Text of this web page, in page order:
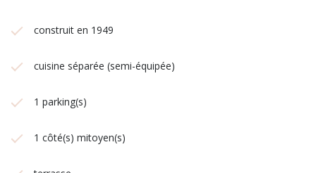
construit en 1949
cuisine séparée (semi-équipée)
1 parking(s)
1 côté(s) mitoyen(s)